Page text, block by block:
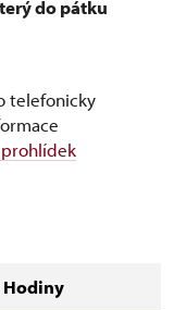
do pátku
telefonicky
Hodiny